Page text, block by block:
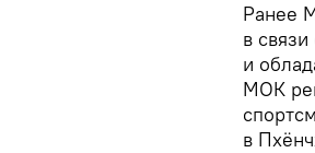
Ранее
в
и
МОК
в